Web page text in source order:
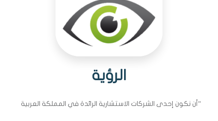
الرؤية
“أن نكون إحدى الشركات الاستشارية الرائدة في المملكة العربية